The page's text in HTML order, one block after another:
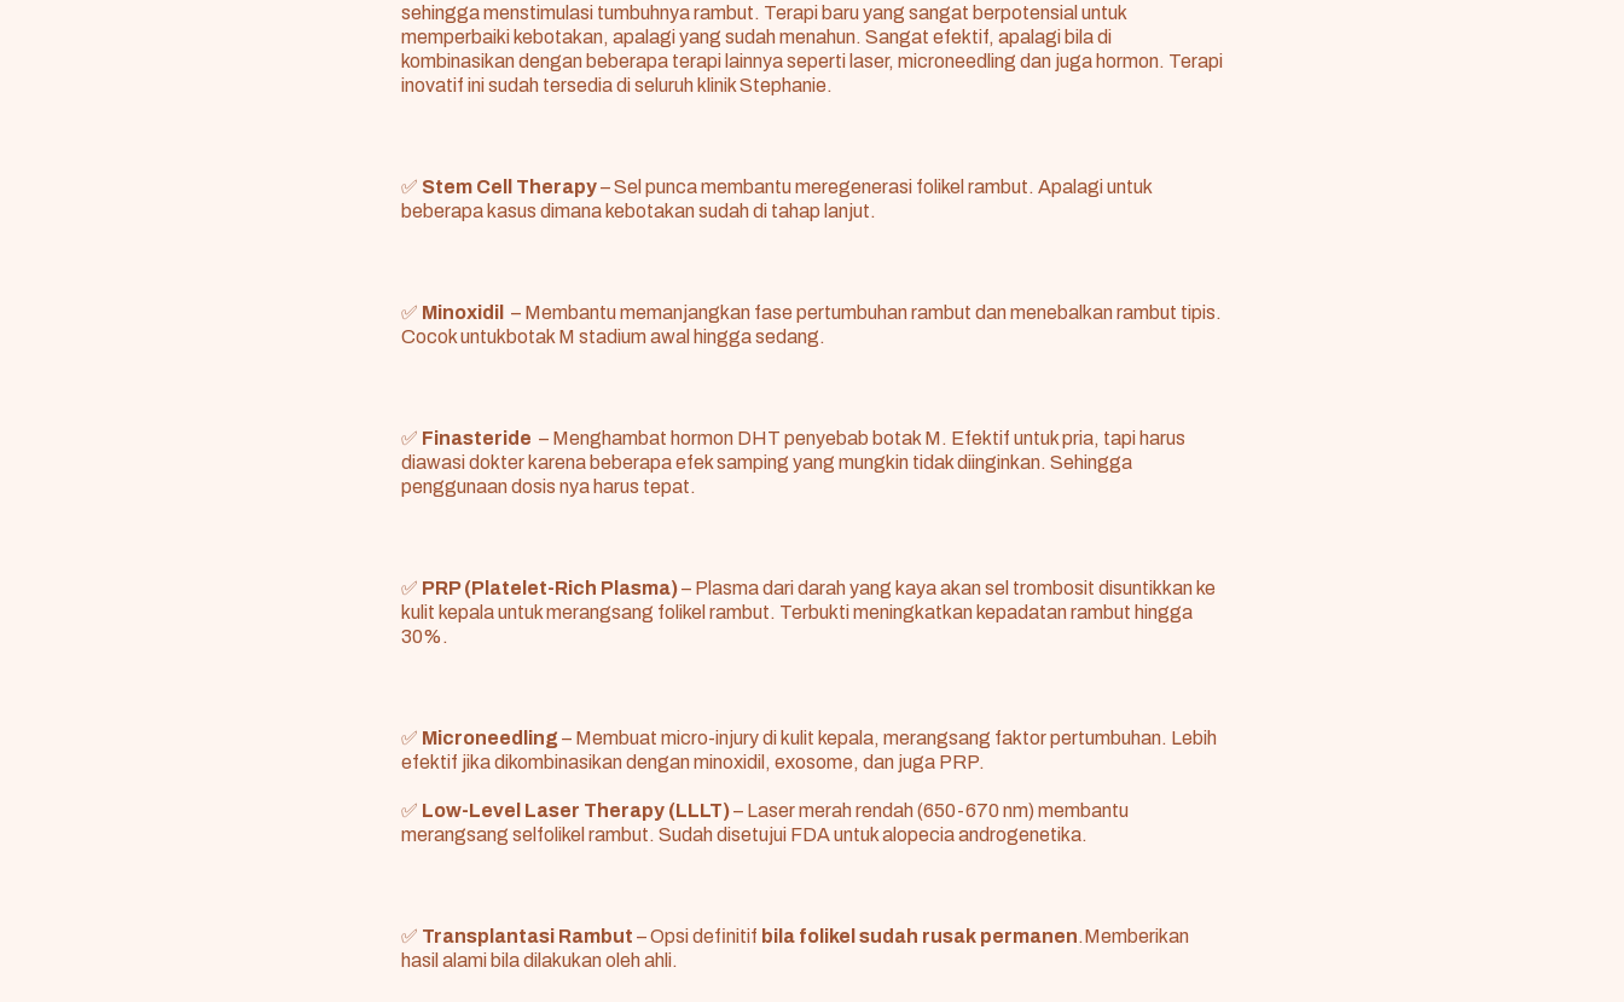
sehingga menstimulasi tumbuhnya rambut. Terapi baru yang sangat berpotensial untuk
memperbaiki kebotakan, apalagi yang sudah menahun. Sangat efektif, apalagi bila di
kombinasikan dengan beberapa terapi lainnya seperti laser, microneedling dan juga hormon. Terapi
inovatif ini sudah tersedia di seluruh klinik Stephanie.
✅ Stem Cell Therapy– Sel punca membantu meregenerasi folikel rambut. Apalagi untuk
beberapa kasus dimana kebotakan sudah di tahap lanjut.
✅ Minoxidil – Membantu memanjangkan fase pertumbuhan rambut dan menebalkan rambut tipis.
Cocok untukbotak M stadium awal hingga sedang.
✅ Finasteride – Menghambat hormon DHT penyebab botak M. Efektif untuk pria, tapi harus
diawasi dokter karena beberapa efek samping yang mungkin tidak diinginkan. Sehingga
penggunaan dosis nya harus tepat.
✅ PRP (Platelet-Rich Plasma)– Plasma dari darah yang kaya akan sel trombosit disuntikkan ke
kulit kepala untuk merangsang folikel rambut. Terbukti meningkatkan kepadatan rambut hingga
30%.
✅ Microneedling – Membuat micro-injury di kulit kepala, merangsang faktor pertumbuhan. Lebih
efektif jika dikombinasikan dengan minoxidil, exosome, dan juga PRP.
✅ Low-Level Laser Therapy (LLLT)– Laser merah rendah (650-670 nm) membantu
merangsang selfolikel rambut. Sudah disetujui FDA untuk alopecia androgenetika.
✅ Transplantasi Rambut – Opsi definitif bila folikel sudah rusak permanen.Memberikan
hasil alami bila dilakukan oleh ahli.